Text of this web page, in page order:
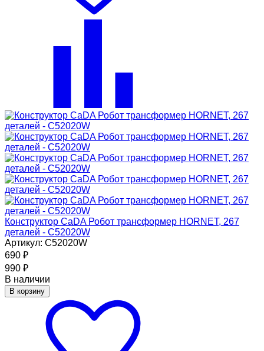
Конструктор CaDA Робот трансформер HORNET, 267
деталей - C52020W
Артикул: C52020W
690 ₽
990 ₽
В наличии
В корзину